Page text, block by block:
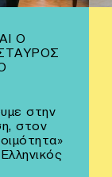
Ο
στην
στον